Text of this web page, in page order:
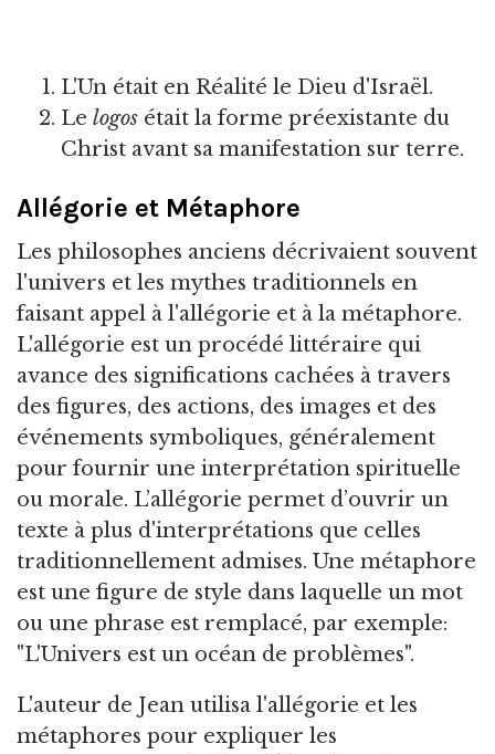
L'Un était en Réalité le Dieu d'Israël.
Le logos était la forme préexistante du
Christ avant sa manifestation sur terre.
Allégorie et Métaphore
Les philosophes anciens décrivaient souvent
l'univers et les mythes traditionnels en
faisant appel à l'allégorie et à la métaphore.
L'allégorie est un procédé littéraire qui
avance des significations cachées à travers
des figures, des actions, des images et des
événements symboliques, généralement
pour fournir une interprétation spirituelle
ou morale. L’allégorie permet d’ouvrir un
texte à plus d'interprétations que celles
traditionnellement admises. Une métaphore
est une figure de style dans laquelle un mot
ou une phrase est remplacé, par exemple:
"L'Univers est un océan de problèmes".
L'auteur de Jean utilisa l'allégorie et les
métaphores pour expliquer les